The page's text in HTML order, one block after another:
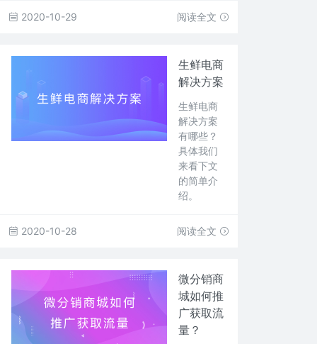
2020-10-29 阅读全文
生鲜电商
解决方案
生鲜电商
解决方案
有哪些？
具体我们
来看下文
的简单介
绍。
2020-10-28 阅读全文
微分销商
城如何推
广获取流
量？